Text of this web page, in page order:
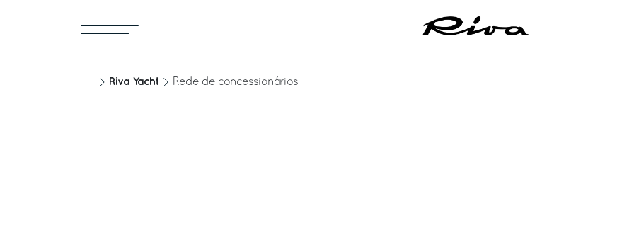
Riva Yacht Rede de concessionários